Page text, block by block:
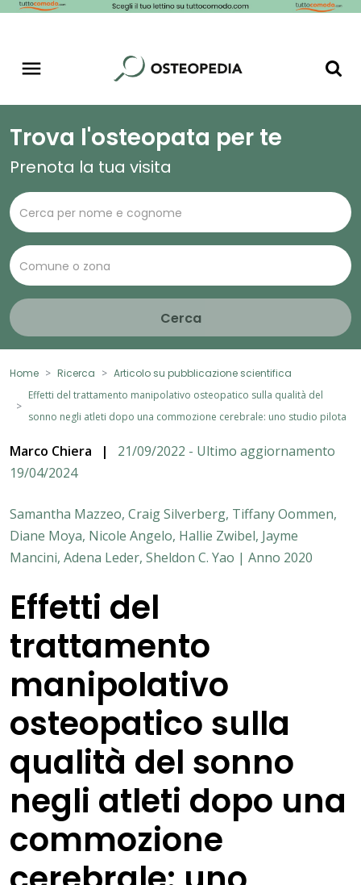
Trova l'osteopata per te
Prenota la tua visita
Cerca
Home Ricerca
Articolo su pubblicazione scientifica
Effetti del trattamento manipolativo osteopatico sulla qualità del
sonno negli atleti dopo una commozione cerebrale: uno studio pilota
Marco Chiera |
21/09/2022 - Ultimo aggiornamento
19/04/2024
Samantha Mazzeo, Craig Silverberg, Tiffany Oommen,
Diane Moya, Nicole Angelo, Hallie Zwibel, Jayme
Mancini, Adena Leder, Sheldon C. Yao | Anno 2020
Effetti del
trattamento
manipolativo
osteopatico sulla
qualità del sonno
negli atleti dopo una
commozione